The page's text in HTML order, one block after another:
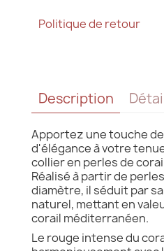
Politique de retour
Description
Apportez une touche
d'élégance à votre
collier en perles de
Réalisé à partir de
diamètre, il séduit par
naturel, mettant en
corail méditerranéen.
Le rouge intense du